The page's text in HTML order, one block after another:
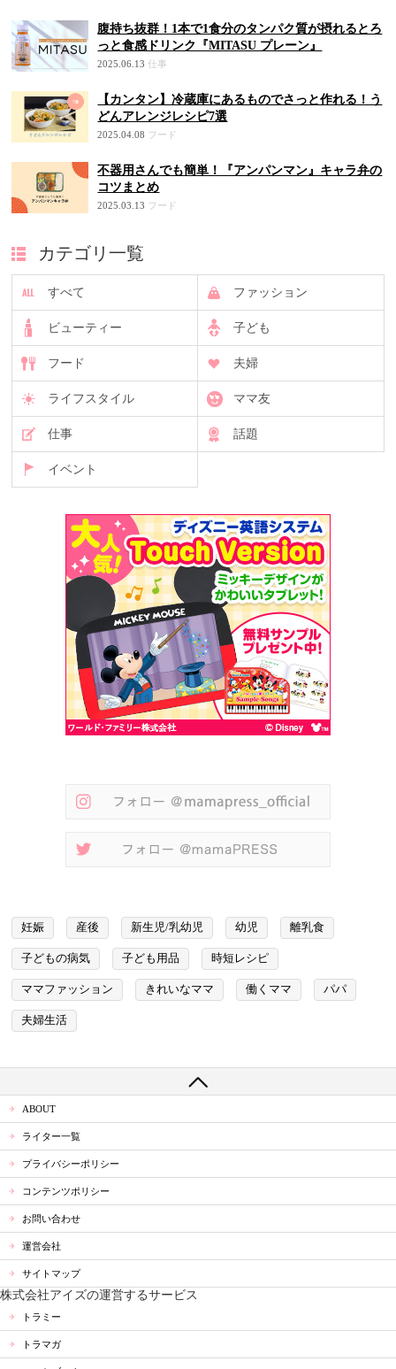
腹持ち抜群！1本で1食分のタンパク質が摂れるとろ
っと食感ドリンク『MITASU プレーン』
2025.06.13 仕事
【カンタン】冷蔵庫にあるものでさっと作れる！う
どんアレンジレシピ7選
2025.04.08 フード
不器用さんでも簡単！『アンパンマン』キャラ弁の
コツまとめ
2025.03.13 フード
カテゴリ一覧
すべて ファッション
ビューティー 子ども
フード 夫婦
ライフスタイル ママ友
仕事 話題
イベント
妊娠 産後 新生児/乳幼児 幼児 離乳食
子どもの病気 子ども用品 時短レシピ
ママファッション きれいなママ 働くママ パパ
夫婦生活
ABOUT
ライター一覧
プライバシーポリシー
コンテンツポリシー
お問い合わせ
運営会社
サイトマップ
株式会社アイズの運営するサービス
トラミー
トラマガ